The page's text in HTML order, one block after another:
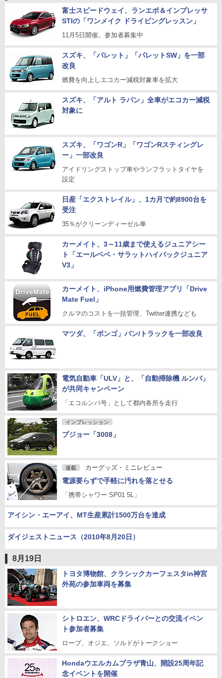
富士スピードウェイ、ランエボ＆インプレッサ
STIの「ワンメイク ドライビングレッスン」
11月5日開催。参加者募集中
スズキ、「パレット」「パレットSW」を一部
改良
燃費を向上しエコカー減税対象車を拡大
スズキ、「アルト ラパン」全車がエコカー減税
対象に
スズキ、「ワゴンR」「ワゴンRスティングレ
ー」一部改良
アイドリングストップ車やランフラットタイヤを
設定
日産「エクストレイル」、1カ月で約8900台を
受注
35％がクリーンディーゼル車
カーメイト、3～11歳まで使えるジュニアシー
ト「エールベベ・サラットハイバックジュニア
V3」
カーメイト、iPhone用燃費管理アプリ「Drive
Mate Fuel」
クルマのコストを一括管理、Twitter連携なども
マツダ、「ボンゴ」バン/トラックを一部改良
電気自動車「ULV」と、「自動掃除機 ルンバ」
が共同キャンペーン
「エコルンバ号」として都内各所を走行
インプレッション
プジョー「3008」
連載 カーグッズ・ミニレビュー
電源要らずで手軽に汚れを落とせる
「携帯シャワー SP01 5L」
アイシン・エーアイ、MT生産累計1500万台を達成
ダイジェストニュース（2010年8月20日）
8月19日
トヨタ博物館、クラシックカーフェスタin神宮
外苑の参加車両を募集
シトロエン、WRCドライバーとの交流イベン
ト参加者募集
ローブ、オジエ、ソルドがトークショー
Hondaウエルカムプラザ青山、開設25周年記
念イベントを開催